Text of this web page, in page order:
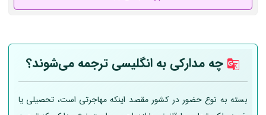
چه مدارکی به انگلیسی ترجمه می‌شوند؟
بسته به نوع حضور در کشور مقصد اینکه مهاجرتی است، تحصیلی یا